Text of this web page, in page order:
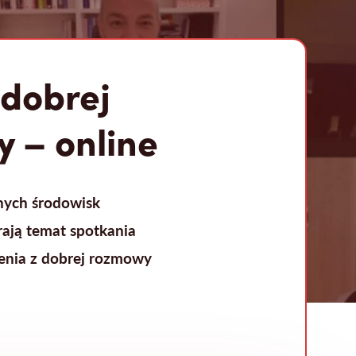
– online
środowisk
temat spotkania
z dobrej rozmowy